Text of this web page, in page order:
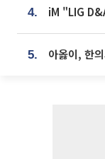
4.
5.